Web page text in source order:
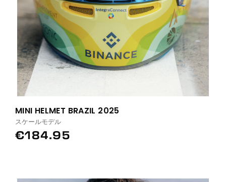
MINI HELMET BRAZIL 2025
スケールモデル
€184.95